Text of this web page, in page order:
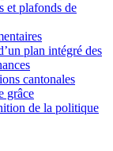
et plafonds de
plan intégré des
cantonales
grâce
de la politique